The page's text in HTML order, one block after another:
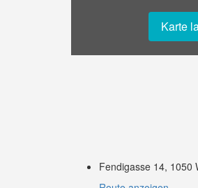
Karte
Fendigasse 14, 1050